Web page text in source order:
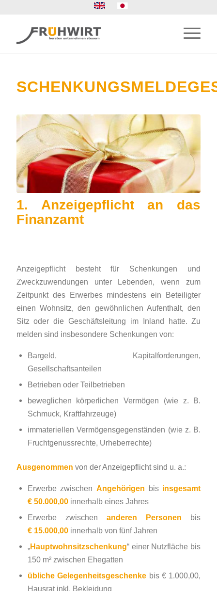
1. Anzeigepflicht an das
Finanzamt
Anzeigepflicht besteht für Schenkungen und
Zweckzuwendungen unter Lebenden, wenn zum
Zeitpunkt des Erwerbes mindestens ein Beteiligter
einen Wohnsitz, den gewöhnlichen Aufenthalt, den
Sitz oder die Geschäftsleitung im Inland hatte. Zu
melden sind insbesondere Schenkungen von:
Bargeld, Kapitalforderungen,
Gesellschaftsanteilen
Betrieben oder Teilbetrieben
beweglichen körperlichen Vermögen (wie z. B.
Schmuck, Kraftfahrzeuge)
immateriellen Vermögensgegenständen (wie z. B.
Fruchtgenussrechte, Urheberrechte)
Ausgenommen von der Anzeigepflicht sind u. a.:
Erwerbe zwischenAngehörigen bis insgesamt
€ 50.000,00innerhalb eines Jahres
Erwerbe zwischenanderen Personen bis
€ 15.000,00innerhalb von fünf Jahren
„Hauptwohnsitzschenkung“ einer Nutzfläche bis
150 m² zwischen Ehegatten
übliche Gelegenheitsgeschenke bis € 1.000,00,
Hausrat inkl. Bekleidung